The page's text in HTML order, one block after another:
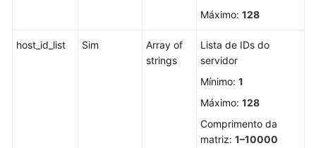
Máximo: 128
host_id_list Sim
Array of
strings
Lista de IDs do
servidor
Mínimo: 1
Máximo: 128
Comprimento da
matriz: 1–10000